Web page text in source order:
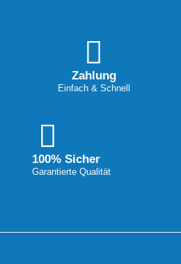
Zahlung
Einfach & Schnell
100% Sicher
Garantierte Qualität